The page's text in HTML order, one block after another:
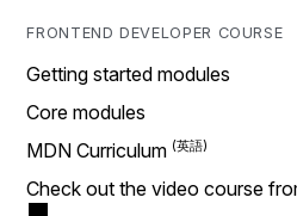
FRONTEND DEVELOPER COURSE
Getting started modules
Core modules
MDN Curriculum
Check out the video course